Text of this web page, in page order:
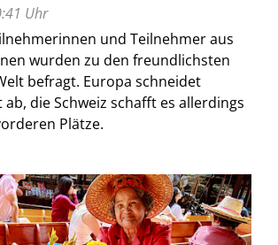
Uhr
und Teilnehmer aus
wurden zu den freundlichsten
befragt. Europa schneidet
die Schweiz schafft es allerdings
Plätze.